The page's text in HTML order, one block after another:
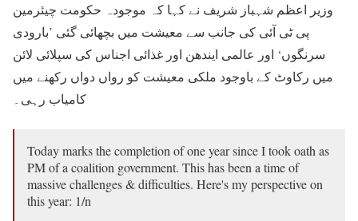
وزیر اعظم شہباز شریف نے کہا کہ موجودہ حکومت چیئرمین
پی ٹی آئی کی جانب سے معیشت میں بچھائی گئی ’بارودی
سرنگوں‘ اور عالمی ایندھن اور غذائی اجناس کی سپلائی لائن
میں رکاوٹ کے باوجود ملکی معیشت کو رواں دواں رکھنے میں
کامیاب رہی۔
Today marks the completion of one year since I took oath as
PM of a coalition government. This has been a time of
massive challenges & difficulties. Here's my perspective on
this year: 1/n